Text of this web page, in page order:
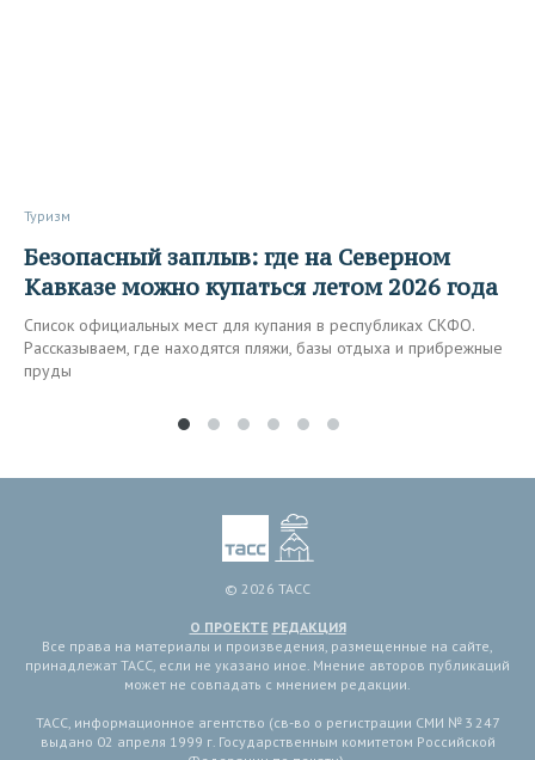
Туризм
Безопасный заплыв: где на Северном
Кавказе можно купаться летом 2026 года
Список официальных мест для купания в республиках СКФО.
Рассказываем, где находятся пляжи, базы отдыха и прибрежные
пруды
© 2026 ТАСС
О ПРОЕКТЕ РЕДАКЦИЯ
Все права на материалы и произведения, размещенные на сайте,
принадлежат ТАСС, если не указано иное. Мнение авторов публикаций
может не совпадать с мнением редакции.
ТАСС, информационное агентство (св-во о регистрации СМИ № 3 247
выдано 02 апреля 1999 г. Государственным комитетом Российской